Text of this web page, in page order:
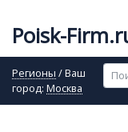
Poisk-
Регионы / Ваш
город: Москва